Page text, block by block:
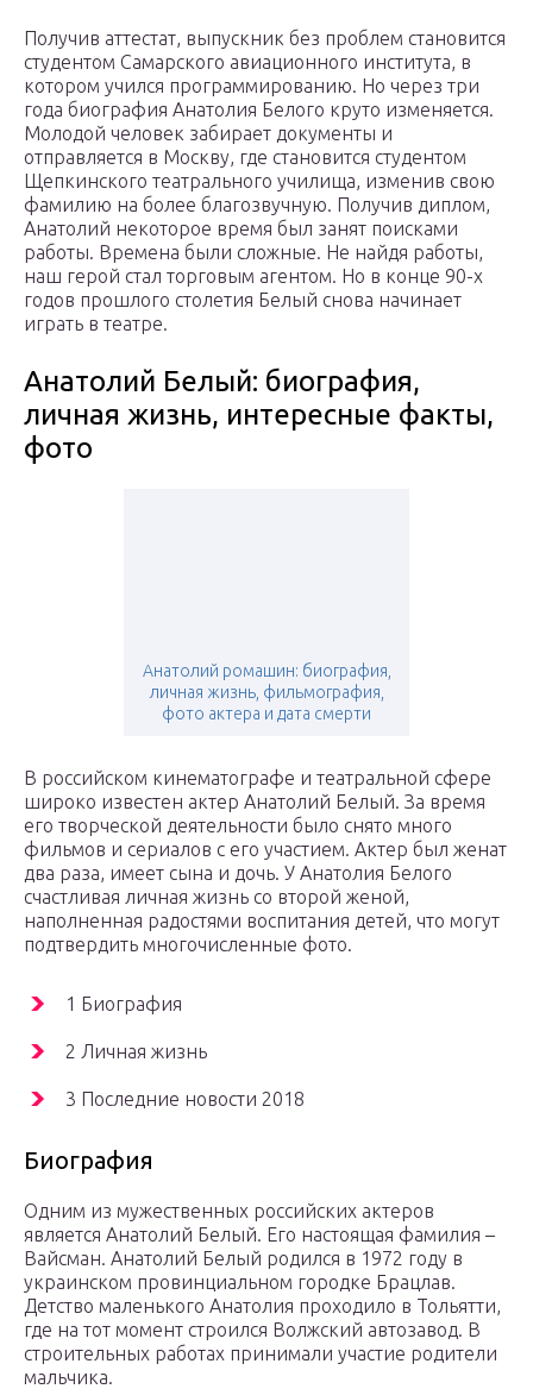
Получив аттестат, выпускник без проблем становится
студентом Самарского авиационного института, в
котором учился программированию. Но через три
года биография Анатолия Белого круто изменяется.
Молодой человек забирает документы и
отправляется в Москву, где становится студентом
Щепкинского театрального училища, изменив свою
фамилию на более благозвучную. Получив диплом,
Анатолий некоторое время был занят поисками
работы. Времена были сложные. Не найдя работы,
наш герой стал торговым агентом. Но в конце 90-х
годов прошлого столетия Белый снова начинает
играть в театре.
Анатолий Белый: биография,
личная жизнь, интересные факты,
фото
Анатолий ромашин: биография,
личная жизнь, фильмография,
фото актера и дата смерти
В российском кинематографе и театральной сфере
широко известен актер Анатолий Белый. За время
его творческой деятельности было снято много
фильмов и сериалов с его участием. Актер был женат
два раза, имеет сына и дочь. У Анатолия Белого
счастливая личная жизнь со второй женой,
наполненная радостями воспитания детей, что могут
подтвердить многочисленные фото.
1 Биография
2 Личная жизнь
3 Последние новости 2018
Биография
Одним из мужественных российских актеров
является Анатолий Белый. Его настоящая фамилия –
Вайсман. Анатолий Белый родился в 1972 году в
украинском провинциальном городке Брацлав.
Детство маленького Анатолия проходило в Тольятти,
где на тот момент строился Волжский автозавод. В
строительных работах принимали участие родители
мальчика.